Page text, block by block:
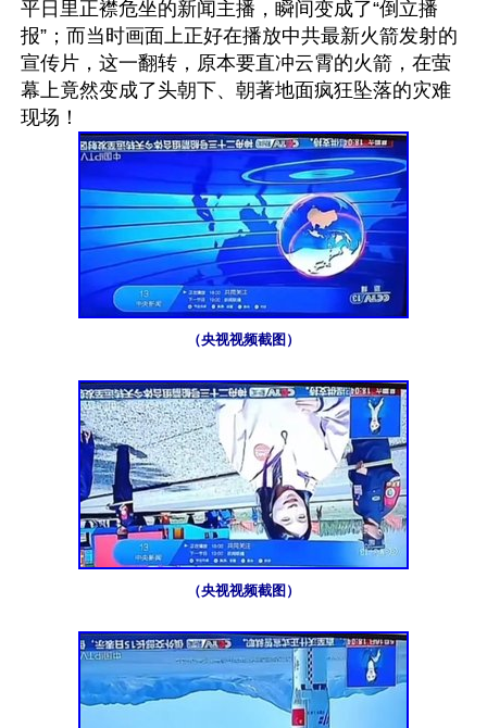
平日里正襟危坐的新闻主播，瞬间变成了“倒立播
报”；而当时画面上正好在播放中共最新火箭发射的
宣传片，这一翻转，原本要直冲云霄的火箭，在萤
幕上竟然变成了头朝下、朝著地面疯狂坠落的灾难
（央视视频截图）
（央视视频截图）